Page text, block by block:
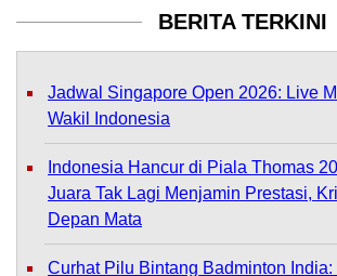
BERITA TERKINI
Jadwal Singapore Open 2026: Live
Wakil Indonesia
Indonesia Hancur di Piala Thomas
Juara Tak Lagi Menjamin Prestasi,
Depan Mata
Curhat Pilu Bintang Badminton India: